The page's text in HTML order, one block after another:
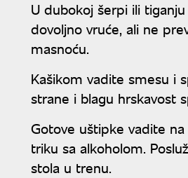
U dubokoj šerpi ili
dovoljno vruće, ali ne
masnoću.
Kašikom vadite smesu i
strane i blagu hrskavost
Gotove uštipke vadite
triku sa alkoholom.
stola u trenu.